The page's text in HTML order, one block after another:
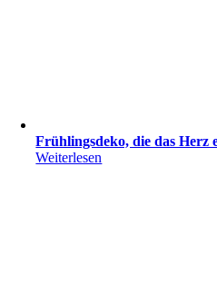
Frühlingsdeko, die das Herz
Weiterlesen